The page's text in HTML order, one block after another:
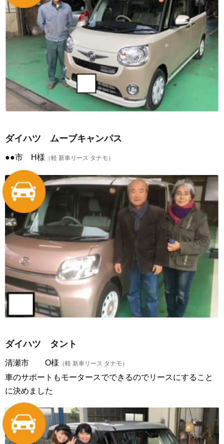
ダイハツ ムーブキャンパス
●●市 H様 （軽 新車リース タナモ）
ダイハツ タント
清瀬市 O様 （軽 新車リース タナモ）
車のサポートもモータースでできるのでリースにすること
に決めました